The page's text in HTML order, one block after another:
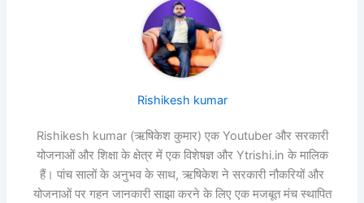
Rishikesh kumar
Rishikesh kumar (ऋषिकेश कुमार) एक Youtuber और सरकारी
योजनाओं और शिक्षा के क्षेत्र में एक विशेषज्ञ और Ytrishi.in के मालिक
हैं। पांच सालों के अनुभव के साथ, ऋषिकेश ने सरकारी नौकरियों और
योजनाओं पर गहन जानकारी साझा करने के लिए एक मजबूत मंच स्थापित